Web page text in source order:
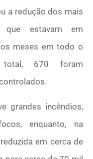
a redução dos mais
que estavam em
meses em todo o
total, 670 foram
grandes incêndios,
enquanto, na
em cerca de